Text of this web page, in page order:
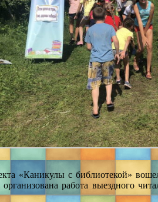
«Каникулы с библиотекой»
работа выездного